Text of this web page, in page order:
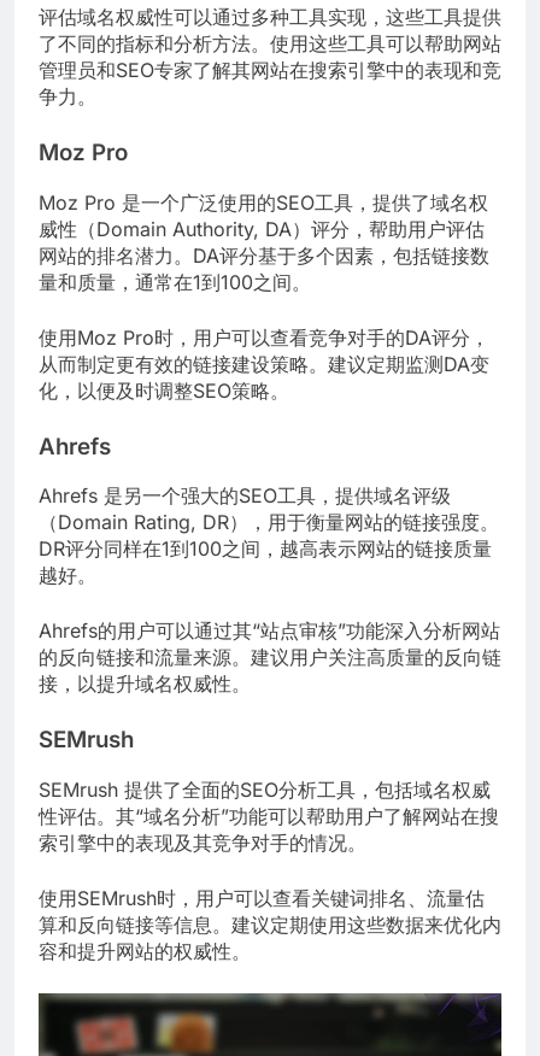
评估域名权威性可以通过多种工具实现，这些工具提供
了不同的指标和分析方法。使用这些工具可以帮助网站
管理员和SEO专家了解其网站在搜索引擎中的表现和竞
争力。
Moz Pro
Moz Pro 是一个广泛使用的SEO工具，提供了域名权
威性（Domain Authority, DA）评分，帮助用户评估
网站的排名潜力。DA评分基于多个因素，包括链接数
量和质量，通常在1到100之间。
使用Moz Pro时，用户可以查看竞争对手的DA评分，
从而制定更有效的链接建设策略。建议定期监测DA变
化，以便及时调整SEO策略。
Ahrefs
Ahrefs 是另一个强大的SEO工具，提供域名评级
（Domain Rating, DR），用于衡量网站的链接强度。
DR评分同样在1到100之间，越高表示网站的链接质量
越好。
Ahrefs的用户可以通过其“站点审核”功能深入分析网站
的反向链接和流量来源。建议用户关注高质量的反向链
接，以提升域名权威性。
SEMrush
SEMrush 提供了全面的SEO分析工具，包括域名权威
性评估。其“域名分析”功能可以帮助用户了解网站在搜
索引擎中的表现及其竞争对手的情况。
使用SEMrush时，用户可以查看关键词排名、流量估
算和反向链接等信息。建议定期使用这些数据来优化内
容和提升网站的权威性。